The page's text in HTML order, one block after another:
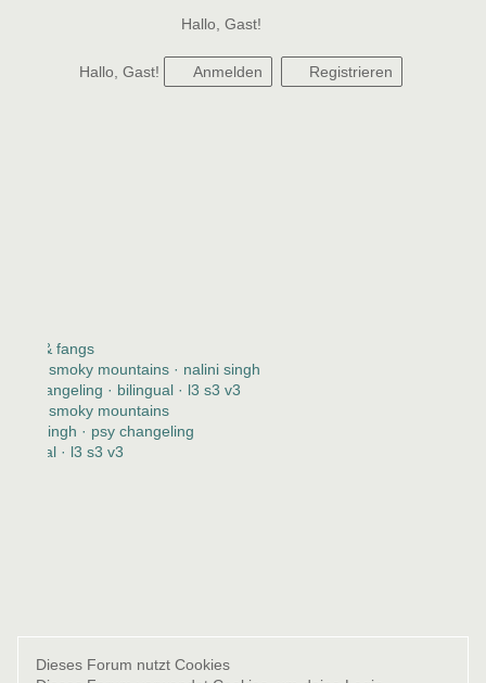
Hallo, Gast!
Hallo, Gast! Anmelden Registrieren
claws & fangs
2123 · smoky mountains · nalini singh
psy changeling · bilingual · l3 s3 v3
2123 · smoky mountains
nalini singh · psy changeling
bilingual · l3 s3 v3
Dieses Forum nutzt Cookies